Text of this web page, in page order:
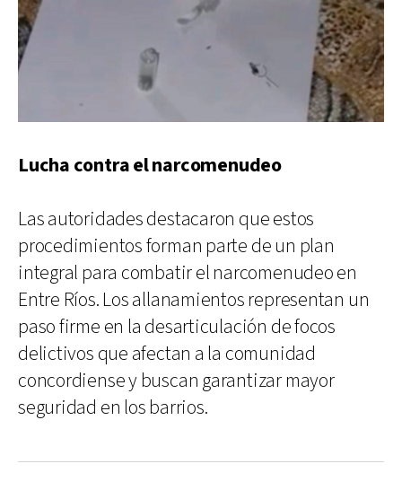
Lucha contra el narcomenudeo
Las autoridades destacaron que estos
procedimientos forman parte de un plan
integral para combatir el narcomenudeo en
Entre Ríos. Los allanamientos representan un
paso firme en la desarticulación de focos
delictivos que afectan a la comunidad
concordiense y buscan garantizar mayor
seguridad en los barrios.